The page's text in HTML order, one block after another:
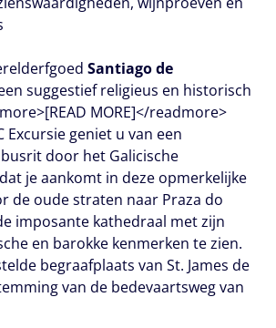
Santiago de
suggestief religieus en historisch
MORE]</readmore>
Excursie geniet u van een
door het Galicische
je aankomt in deze opmerkelijke
de oude straten naar Praza do
imposante kathedraal met zijn
en barokke kenmerken te zien.
begraafplaats van St. James de
van de bedevaartsweg van